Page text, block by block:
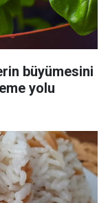
büyümesini
yolu